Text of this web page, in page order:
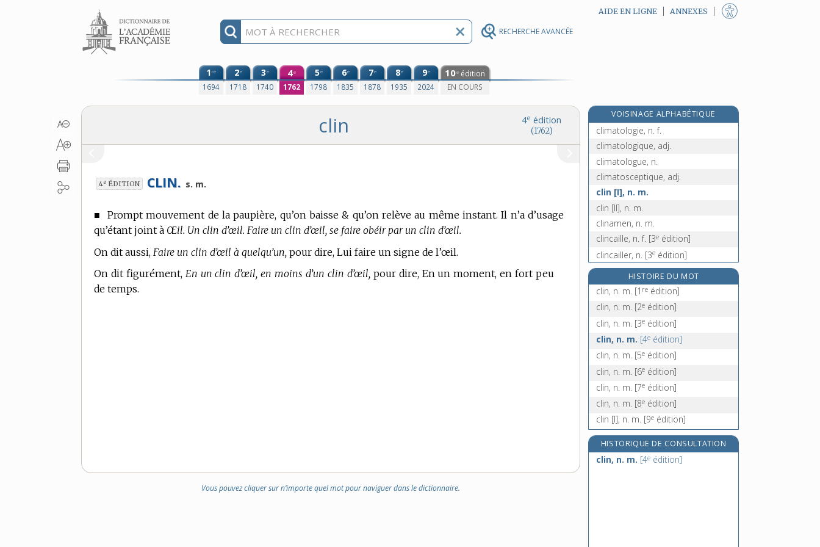
RECHERCHE AVANCÉE
Aller au contenu AIDE EN LIGNE ANNEXES
1re
1694
2e
1718
3e
1740
4e
1762
5e
1798
6e
1835
7e
1878
8e
1935
9e
2024
10e édition
EN COURS
4e édition
(1762)
clin
4e ÉDITION CLIN. s. m.
■Prompt mouvement de la paupière, qu’on baisse & qu’on relève au même instant. Il n’a d’usage
qu’étant joint à Œil. Un clin d’œil. Faire un clin d’œil, se faire obéir par un clin d’œil.
On dit aussi, Faire un clin d’œil à quelqu’un, pour dire, Lui faire un signe de l’œil.
On dit figurément, En un clin d’œil, en moins d’un clin d’œil,pour dire, En un moment, en fort peu
de temps.
Vous pouvez cliquer sur n’importe quel mot pour naviguer dans le dictionnaire.
VOISINAGE ALPHABÉTIQUE
climatiseur, n. m.
climatologie, n. f.
climatologique, adj.
climatologue, n.
climatosceptique, adj.
clin [I], n. m.
clin [II], n. m.
clinamen, n. m.
clincaille, n. f. [3e édition]
clincailler, n. [3e édition]
clincaillerie, n. f.[3eédition]
clin d'œil, n. m.
clinfoc, n. m.
clinicat, n. m.
clinicien, -ienne, n.
HISTOIRE DU MOT
clin, n. m. [1 re édition]
clin, n. m. [2e édition]
clin, n. m. [3e édition]
clin, n. m. [4e édition]
clin, n. m. [5e édition]
clin, n. m. [6e édition]
clin, n. m. [7e édition]
clin, n. m. [8e édition]
clin [I], n. m. [9e édition]
HISTORIQUE DE CONSULTATION
clin, n. m. [4e édition]